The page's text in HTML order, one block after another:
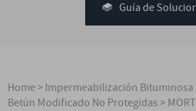
Guía de
Home>Impermeabilización Bituminosa
Betún Modificado No Protegidas>